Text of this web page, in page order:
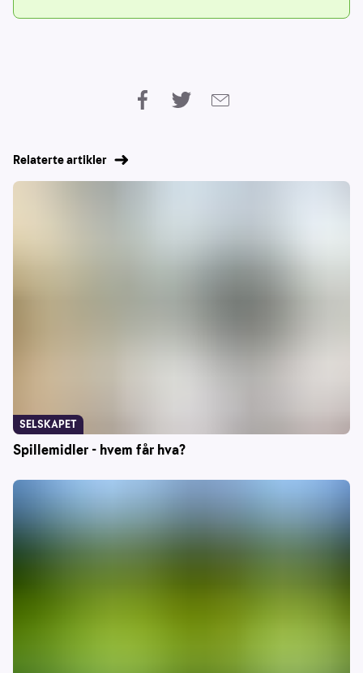
Relaterte artikler
Spillemidler - hvem får hva?
SELSKAPET